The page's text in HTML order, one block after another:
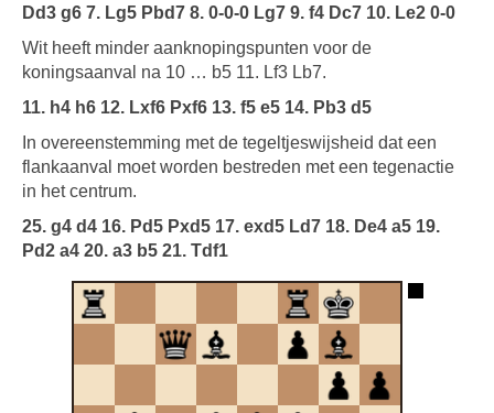
Dd3 g6 7. Lg5 Pbd7 8. 0-0-0 Lg7 9. f4 Dc7 10. Le2 0-0
Wit heeft minder aanknopingspunten voor de
koningsaanval na 10 … b5 11. Lf3 Lb7.
11. h4 h6 12. Lxf6 Pxf6 13. f5 e5 14. Pb3 d5
In overeenstemming met de tegeltjeswijsheid dat een
flankaanval moet worden bestreden met een tegenactie
in het centrum.
25. g4 d4 16. Pd5 Pxd5 17. exd5 Ld7 18. De4 a5 19.
Pd2 a4 20. a3 b5 21. Tdf1